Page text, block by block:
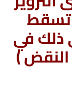
تسقط
ذلك في
)